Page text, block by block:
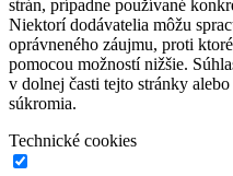
strán, prípadne používané
Niektorí dodávatelia môžu
oprávneného záujmu, proti
pomocou možností nižšie.
v dolnej časti tejto stránky
súkromia.
Technické cookies